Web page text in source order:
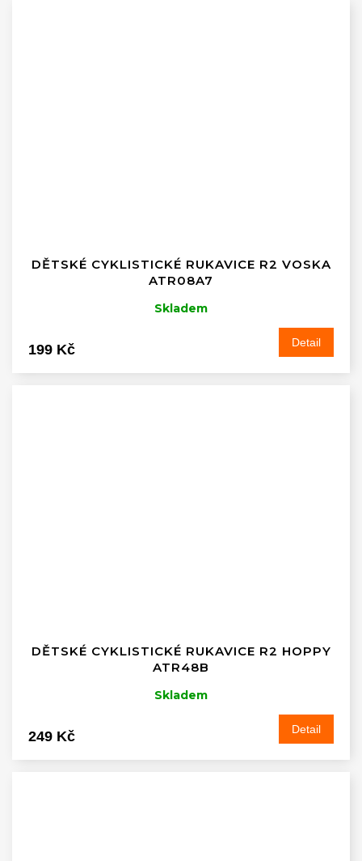
DĚTSKÉ CYKLISTICKÉ RUKAVICE R2 VOSKA
ATR08A7
Skladem
199 Kč Detail
DĚTSKÉ CYKLISTICKÉ RUKAVICE R2 HOPPY
ATR48B
Skladem
249 Kč Detail